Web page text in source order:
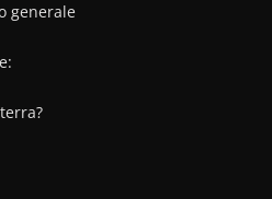
generale